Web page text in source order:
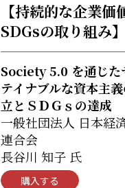
【持続的な企業
SDGsの取り組み
Society 5.0 を通じた
テイナブルな資本主
立とＳＤＧｓの達成
一般社団法人 日本経
連合会
長谷川 知子 氏
購入する